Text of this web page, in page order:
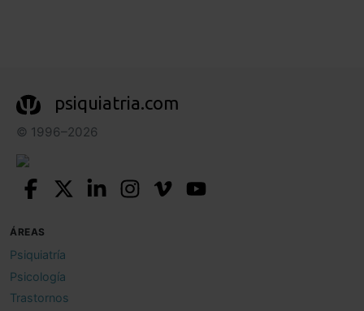
psiquiatria.com
© 1996–2026
ÁREAS
Psiquiatría
Psicología
Trastornos